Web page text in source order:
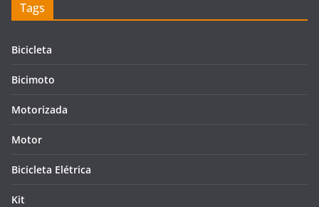
Tags
Bicicleta
Bicimoto
Motorizada
Motor
Bicicleta Elétrica
Kit